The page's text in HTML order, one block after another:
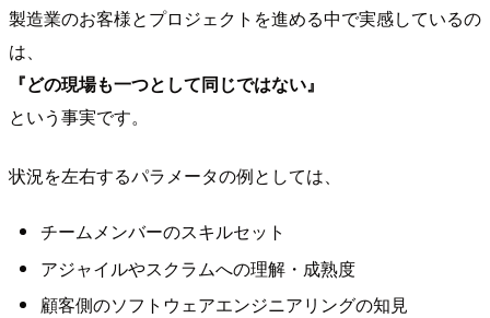
製造業のお客様とプロジェクトを進める中で実感しているの
は、
『どの現場も一つとして同じではない』
という事実です。
状況を左右するパラメータの例としては、
チームメンバーのスキルセット
アジャイルやスクラムへの理解・成熟度
顧客側のソフトウェアエンジニアリングの知見